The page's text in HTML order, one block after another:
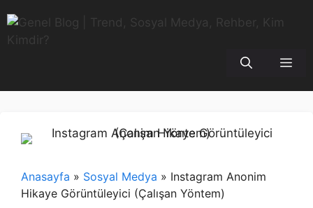
atla
Anasayfa » Sosyal Medya » Instagram Anonim
Hikaye Görüntüleyici (Çalışan Yöntem)